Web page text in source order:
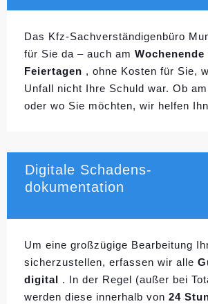
Das Kfz-Sachverständigenbüro
für Sie da – auch am Wochenende
Feiertagen , ohne Kosten für Sie,
Unfall nicht Ihre Schuld war. Ob am
oder wo Sie möchten, wir helfen
Digitale Schadens-
dokumentation
Um eine großzügige Bearbeitung
sicherzustellen, erfassen wir alle
digital . In der Regel (außer bei
werden diese innerhalb von 24